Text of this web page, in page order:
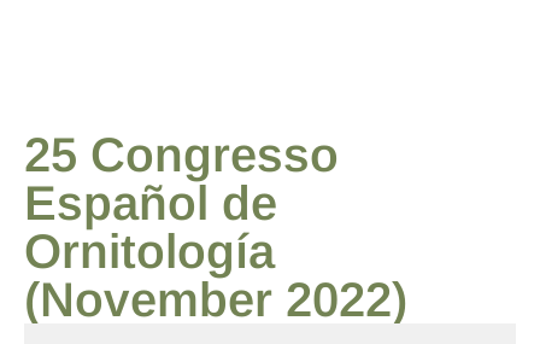
25 Congresso
Español de
Ornitología
(November 2022)